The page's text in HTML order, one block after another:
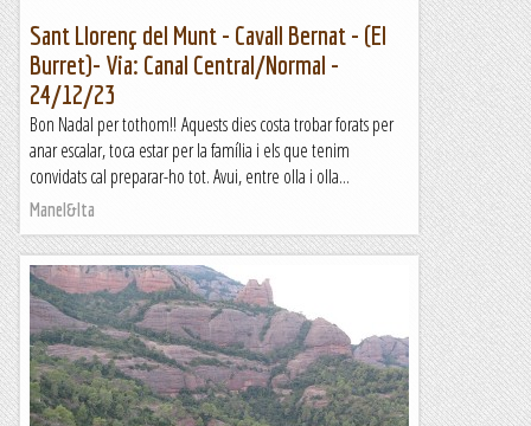
Sant Llorenç del Munt - Cavall Bernat - (El
Burret)- Via: Canal Central/Normal -
24/12/23
Bon Nadal per tothom!! Aquests dies costa trobar forats per
anar escalar, toca estar per la família i els que tenim
convidats cal preparar-ho tot. Avui, entre olla i olla...
Manel&Ita